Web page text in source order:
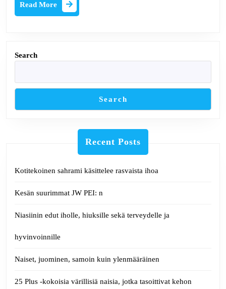
Read More
More
Search
Search
Recent Posts
Kotitekoinen sahrami käsittelee rasvaista ihoa
Kesän suurimmat JW PEI: n
Niasiinin edut iholle, hiuksille sekä terveydelle ja
hyvinvoinnille
Naiset, juominen, samoin kuin ylenmääräinen
25 Plus -kokoisia värillisiä naisia, jotka tasoittivat kehon